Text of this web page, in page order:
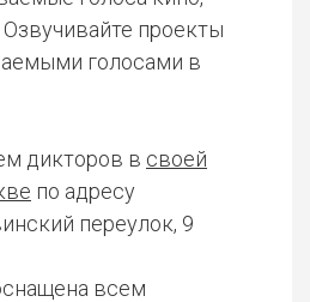
проекты
голосами в
дикторов в своей
по адресу
переулок, 9
всем